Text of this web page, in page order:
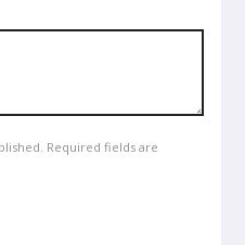
Required fields are